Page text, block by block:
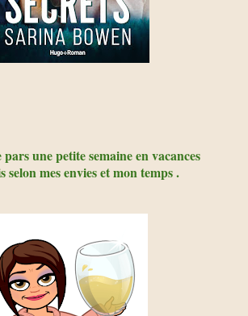
une petite semaine en vacances
selon mes envies et mon temps .